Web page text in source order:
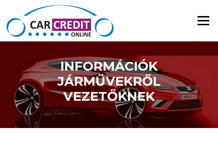
Ugrás a tartalomra
Menü
INFORMÁCIÓK
JÁRMŰVEKRŐL
VEZETŐKNEK